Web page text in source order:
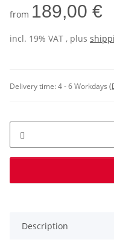
from 189,00 €
incl. 19% VAT , plus
Delivery time:4 - 6 Workdays
Description